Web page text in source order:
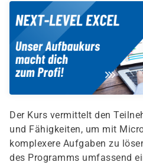
Der Kurs vermittelt den
und Fähigkeiten, um mit
komplexere Aufgaben zu
des Programms umfassend